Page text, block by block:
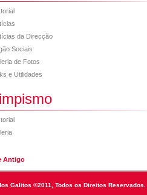
da Direcção
Sociais
de Fotos
e Utilidades
Antigo
Galitos ©2011, Todos os Direitos Reservados.